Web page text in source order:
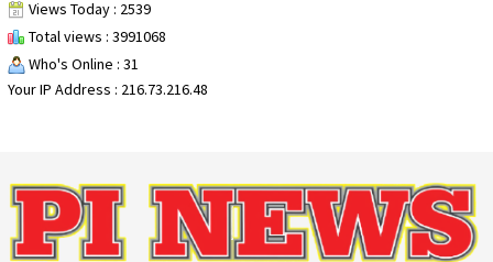
Views Today : 2539
Total views : 3991068
Who's Online : 31
Your IP Address : 216.73.216.48